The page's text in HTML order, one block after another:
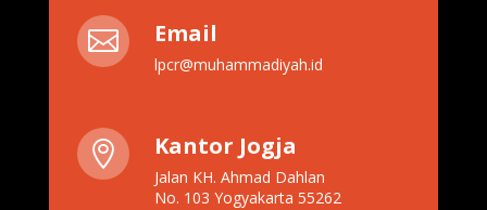
 Email
lpcr@muhammadiyah.id
 Kantor Jogja
Jalan KH. Ahmad Dahlan
No. 103 Yogyakarta 55262